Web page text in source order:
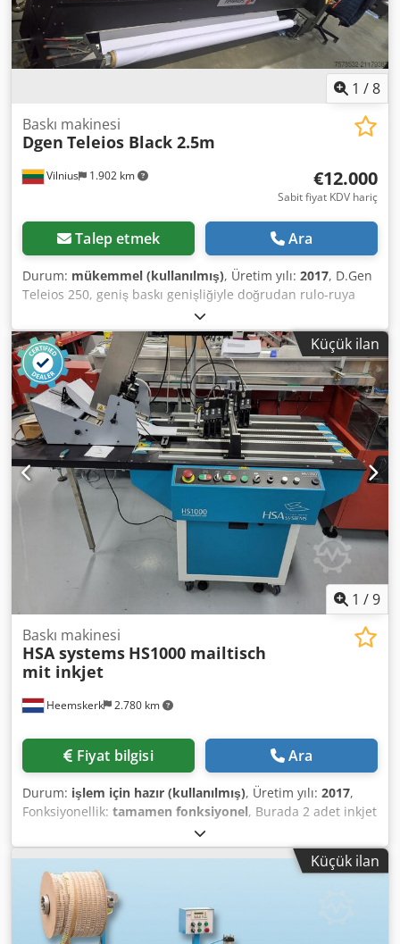
1 /8
Vilnius 1.902 km
Baskı makinesi
Dgen Teleios Black 2.5m
€12.000
Sabit fiyat KDV hariç
Talep etmek Ara
Durum: mükemmel (kullanılmış), Üretim yılı: 2017, D.Gen
Teleios 250, geniş baskı genişliğiyle doğrudan rulo-ruya
baskı için tasarlanmış endüstriyel bir dijital tekstil
yazıcısıdır. Bu sağlam makine, reklam tekstilleri, afişler,
bayraklar, kumaş bazlı tabela ve diğer tekstil uygulamaları
dahil olmak üzere büyük formatlı tekstil üretimi için
uygundur. Dcsdpoyhm U Nofx Aafok Yazıcı, sürekli
endüstriyel çalışma için tasarlanmış olup çeşitli tekstil
malzemelerini destekler. Maksimum yaklaşık 2,5 metre
(250 cm) baskı genişliği sayesinde, geniş formatlarda
yüksek hacimli üretimi verimli şekilde gerçekleştirir. Rulo-
ruya sistemi, uzun baskı süreçlerinde stabil malzeme
beslemesi ve tutarlı baskı kalitesi sağlar. Bu makine,
üretim ortamlarında veya özel tekstil baskı projelerinde
güvenilir ve yüksek performanslı bir dijital tekstil baskı
sistemi arayan firmalar için ideal bir çözümdür.
Küçük ilan
1 /9
Heemskerk 2.780 km
Baskı makinesi
HSA systems HS1000 mailtisch
mit inkjet
Fiyat bilgisi Ara
Durum: işlem için hazır (kullanılmış), Üretim yılı: 2017,
Fonksiyonellik: tamamen fonksiyonel, Burada 2 adet inkjet
kafalı HSA Systems HS1000 vakumlu posta masası mevcut.
2017 model olmasına rağmen bu makine bir teşhir
ürünüydü, bu yüzden neredeyse hiç kullanılmamıştır.
Hiçbir zaman gerçek üretimde çalışmamıştır. Dsdpsy R
Dhaofx Aafock V1000 sürtünmeli besleyici, TIPC15
dokunmatik ekran ve 2 baskı kafası ile komple – biri 3
Küçük ilan